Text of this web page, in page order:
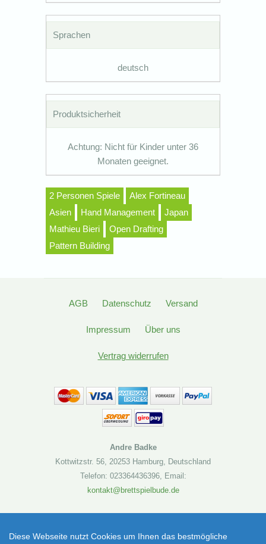
Sprachen
deutsch
Produktsicherheit
Achtung: Nicht für Kinder unter 36
Monaten geeignet.
2 Personen Spiele
Alex Fortineau
Asien
Hand Management
Japan
Mathieu Bieri
Open Drafting
Pattern Building
AGB Datenschutz Versand
Impressum Über uns
Vertrag widerrufen
Andre Badke
Kottwitzstr. 56 20253 Hamburg Deutschland
Telefon: 023364436396, Email:
kontakt@brettspielbude.de
Naishi: Legenden & Reisende Erweiterung - Board
Diese Webseite nutzt Cookies um Ihnen das bestmögliche